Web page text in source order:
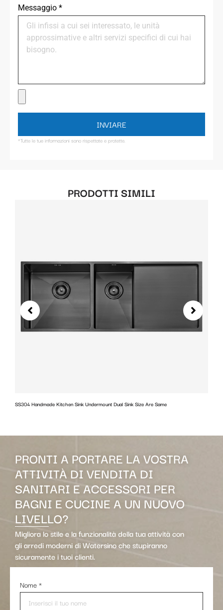
Messaggio *
INVIARE
*Tutte le tue informazioni sono rispettate e protette.
PRODOTTI SIMILI
SS304 Handmade Kitchen Sink Undermount Dual Sink Size Are Same
PRONTI A PORTARE LA VOSTRA
ATTIVITÀ DI VENDITA DI
SANITARI E ACCESSORI PER
BAGNI E CUCINE A UN NUOVO
LIVELLO?
Migliora lo stile e la funzionalità della tua attività con
gli arredi moderni di Watersino che stupiranno
sicuramente i tuoi clienti.
Nome*